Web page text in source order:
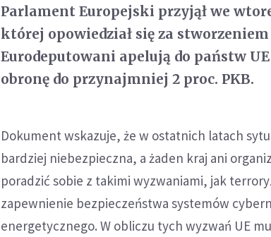
Parlament Europejski przyjął we
której opowiedział się za
Eurodeputowani apelują do państw
obronę do przynajmniej 2 proc. PKB.
Dokument wskazuje, że w ostatnich latach
bardziej niebezpieczna, a żaden kraj ani
poradzić sobie z takimi wyzwaniami, jak
zapewnienie bezpieczeństwa systemów
energetycznego. W obliczu tych wyzwań UE